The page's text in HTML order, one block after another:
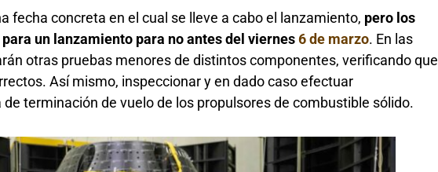
fecha concreta en el cual se lleve a cabo el lanzamiento, pero los
un lanzamiento para no antes del viernes6 de marzo. En las
otras pruebas menores de distintos componentes, verificando que
Así mismo, inspeccionar y en dado caso efectuar
terminación de vuelo de los propulsores de combustible sólido.